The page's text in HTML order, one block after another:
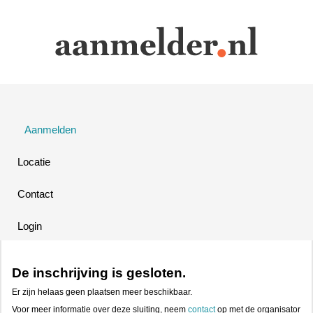
Aanmelden
Locatie
Contact
Login
De inschrijving is gesloten.
Er zijn helaas geen plaatsen meer beschikbaar.
Voor meer informatie over deze sluiting, neem contactop met de organisator